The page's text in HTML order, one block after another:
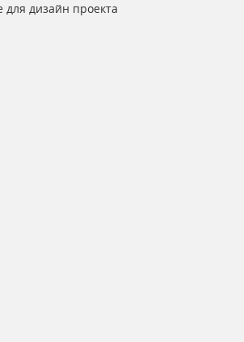
для дизайн проекта